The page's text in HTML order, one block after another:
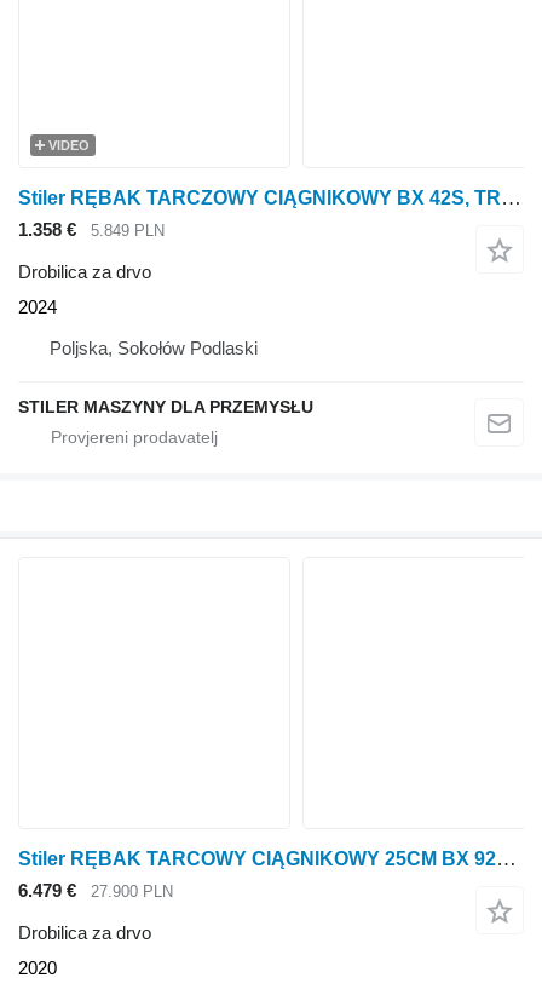
VIDEO
Stiler RĘBAK TARCZOWY CIĄGNIKOWY BX 42S, TRACTOR WOOD CHIPPER
1.358 € 5.849 PLN
Drobilica za drvo
2024
Poljska, Sokołów Podlaski
STILER MASZYNY DLA PRZEMYSŁU
Stiler RĘBAK TARCOWY CIĄGNIKOWY 25CM BX 92R, TRACTOR WOOD CHIPPER 25CM
6.479 € 27.900 PLN
Drobilica za drvo
2020